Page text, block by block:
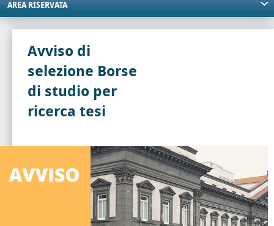
AREA RISERVATA
Avviso di
selezione Borse
di studio per
ricerca tesi